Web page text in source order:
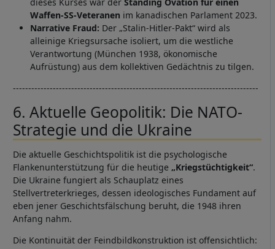
Waffen-SS-Veteranen im kanadischen Parlament 2023.
Narrative Fraud: Der „Stalin-Hitler-Pakt“ wird als
alleinige Kriegsursache isoliert, um die westliche
Verantwortung (München 1938, ökonomische
Aufrüstung) aus dem kollektiven Gedächtnis zu tilgen.
--------------------------------------------------------------------------------
6. Aktuelle Geopolitik: Die NATO-
Strategie und die Ukraine
Die aktuelle Geschichtspolitik ist die psychologische
Flankenunterstützung für die heutige „Kriegstüchtigkeit“.
Die Ukraine fungiert als Schauplatz eines
Stellvertreterkrieges, dessen ideologisches Fundament auf
eben jener Geschichtsfälschung beruht, die 1948 ihren
Anfang nahm.
Die Kontinuität der Feindbildkonstruktion ist offensichtlich: